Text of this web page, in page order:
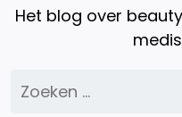
Het blog over
Zoeken
naar: